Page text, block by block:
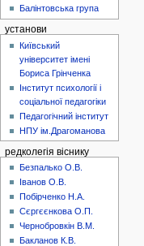
Балінтовська група
установи
Київський
університет імені
Бориса Грінченка
Інститут психології і
соціальної педагогіки
Педагогічний інститут
НПУ ім.Драгоманова
редколегія віснику
Безпалько О.В.
Іванов О.В.
Побірченко Н.А.
Сєргєєнкова О.П.
Чернобровкін В.М.
Бакланов К.В.